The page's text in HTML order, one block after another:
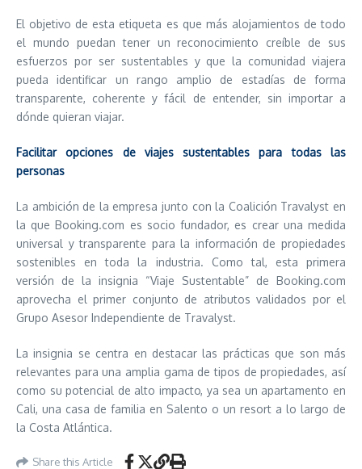
El objetivo de esta etiqueta es que más alojamientos de todo
el mundo puedan tener un reconocimiento creíble de sus
esfuerzos por ser sustentables y que la comunidad viajera
pueda identificar un rango amplio de estadías de forma
transparente, coherente y fácil de entender, sin importar a
dónde quieran viajar.
Facilitar opciones de viajes sustentables para todas las
personas
La ambición de la empresa junto con la Coalición Travalyst en
la que Booking.com es socio fundador, es crear una medida
universal y transparente para la información de propiedades
sostenibles en toda la industria. Como tal, esta primera
versión de la insignia “Viaje Sustentable” de Booking.com
aprovecha el primer conjunto de atributos validados por el
Grupo Asesor Independiente de Travalyst.
La insignia se centra en destacar las prácticas que son más
relevantes para una amplia gama de tipos de propiedades, así
como su potencial de alto impacto, ya sea un apartamento en
Cali, una casa de familia en Salento o un resort a lo largo de
la Costa Atlántica.
Share this Article